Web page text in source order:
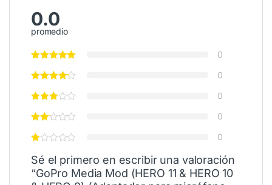
0.0
promedio
0
0
0
0
0
Sé el primero en escribir una valoración
“GoPro Media Mod (HERO 11 & HERO 10